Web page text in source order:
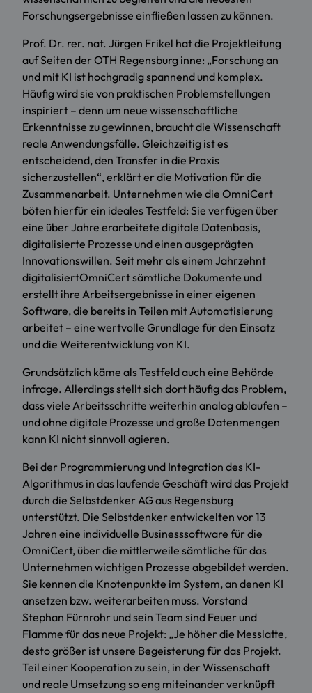
Forschungsergebnisse einfließen lassen zu können.
Prof. Dr. rer. nat. Jürgen Frikel hat die Projektleitung
auf Seiten der OTH Regensburg inne: „Forschung an
und mit KI ist hochgradig spannend und komplex.
Häufig wird sie von praktischen Problemstellungen
inspiriert – denn um neue wissenschaftliche
Erkenntnisse zu gewinnen, braucht die Wissenschaft
reale Anwendungsfälle. Gleichzeitig ist es
entscheidend, den Transfer in die Praxis
sicherzustellen“, erklärt er die Motivation für die
Zusammenarbeit. Unternehmen wie die OmniCert
böten hierfür ein ideales Testfeld: Sie verfügen über
eine über Jahre erarbeitete digitale Datenbasis,
digitalisierte Prozesse und einen ausgeprägten
Innovationswillen. Seit mehr als einem Jahrzehnt
digitalisiertOmniCert sämtliche Dokumente und
erstellt ihre Arbeitsergebnisse in einer eigenen
Software, die bereits in Teilen mit Automatisierung
arbeitet – eine wertvolle Grundlage für den Einsatz
und die Weiterentwicklung von KI.
Grundsätzlich käme als Testfeld auch eine Behörde
infrage. Allerdings stellt sich dort häufig das Problem,
dass viele Arbeitsschritte weiterhin analog ablaufen –
und ohne digitale Prozesse und große Datenmengen
kann KI nicht sinnvoll agieren.
Bei der Programmierung und Integration des KI-
Algorithmus in das laufende Geschäft wird das Projekt
durch die Selbstdenker AG aus Regensburg
unterstützt. Die Selbstdenker entwickelten vor 13
Jahren eine individuelle Businesssoftware für die
OmniCert, über die mittlerweile sämtliche für das
Unternehmen wichtigen Prozesse abgebildet werden.
Sie kennen die Knotenpunkte im System, an denen KI
ansetzen bzw. weiterarbeiten muss. Vorstand
Stephan Fürnrohr und sein Team sind Feuer und
Flamme für das neue Projekt: „Je höher die Messlatte,
desto größer ist unsere Begeisterung für das Projekt.
Teil einer Kooperation zu sein, in der Wissenschaft
und reale Umsetzung so eng miteinander verknüpft